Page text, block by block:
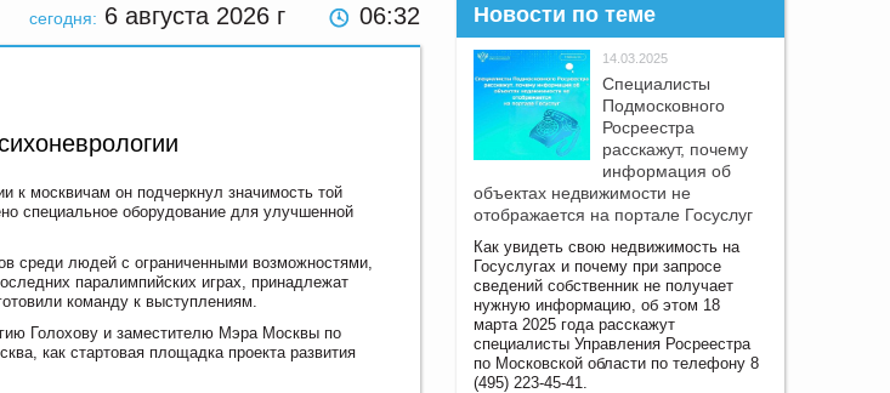
сегодня: 6 августа 2026 г 06:32
к москвичам он подчеркнул значимость той
специальное оборудование для улучшенной
среди людей с ограниченными возможностями,
паралимпийских играх, принадлежат
команду к выступлениям.
Голохову и заместителю Мэра Москвы по
как стартовая площадка проекта развития
Новости по теме
14.03.2025
Специалисты
Подмосковного
Росреестра
расскажут, почему
информация об
объектах недвижимости не
отображается на портале Госуслуг
Как увидеть свою недвижимость на
Госуслугах и почему при запросе
сведений собственник не получает
нужную информацию, об этом 18
марта 2025 года расскажут
специалисты Управления Росреестра
по Московской области по телефону 8
(495) 223-45-41.